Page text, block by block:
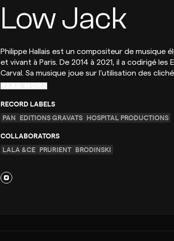
Low Jack
Philippe Hallais est un compositeur de musique
et vivant à Paris. De 2014 à 2021, il a codirigé
Carval. Sa musique joue sur l'utilisation des
RECORD LABELS
PAN EDITIONS GRAVATS HOSPITAL PRODUCTIONS
COLLABORATORS
LALA &CE PRURIENT BRODINSKI